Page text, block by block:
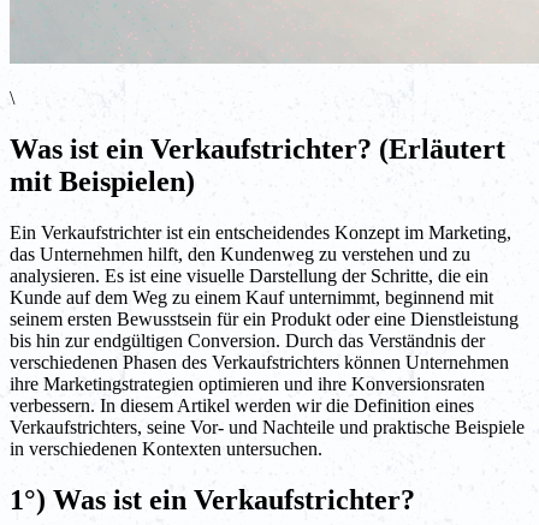
\
Was ist ein Verkaufstrichter? (Erläutert
mit Beispielen)
Ein Verkaufstrichter ist ein entscheidendes Konzept im Marketing,
das Unternehmen hilft, den Kundenweg zu verstehen und zu
analysieren. Es ist eine visuelle Darstellung der Schritte, die ein
Kunde auf dem Weg zu einem Kauf unternimmt, beginnend mit
seinem ersten Bewusstsein für ein Produkt oder eine Dienstleistung
bis hin zur endgültigen Conversion. Durch das Verständnis der
verschiedenen Phasen des Verkaufstrichters können Unternehmen
ihre Marketingstrategien optimieren und ihre Konversionsraten
verbessern. In diesem Artikel werden wir die Definition eines
Verkaufstrichters, seine Vor- und Nachteile und praktische Beispiele
in verschiedenen Kontexten untersuchen.
1°) Was ist ein Verkaufstrichter?